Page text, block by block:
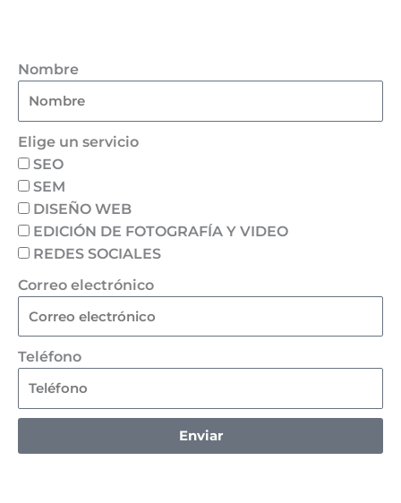
Nombre
Elige un servicio
SEO
SEM
DISEÑO WEB
EDICIÓN DE FOTOGRAFÍA Y VIDEO
REDES SOCIALES
Correo electrónico
Teléfono
Enviar